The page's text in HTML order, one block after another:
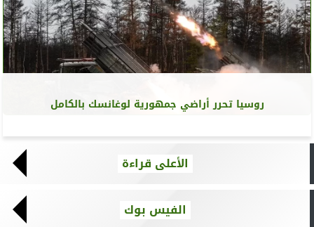
روسيا تحرر أراضي جمهورية لوغانسك بالكامل
الأعلى قراءة
الفيس بوك